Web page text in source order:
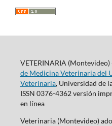
VETERINARIA
de Medicina Veterinaria del
Veterinaria, Universidad de
ISSN 0376-4362 versión
en línea
Veterinaria (Montevideo)